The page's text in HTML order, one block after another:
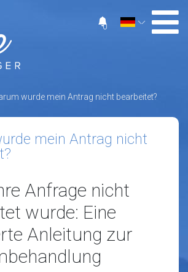
0
wurde mein Antrag nicht bearbeitet?
mein Antrag nicht
Anfrage nicht
wurde: Eine
Anleitung zur